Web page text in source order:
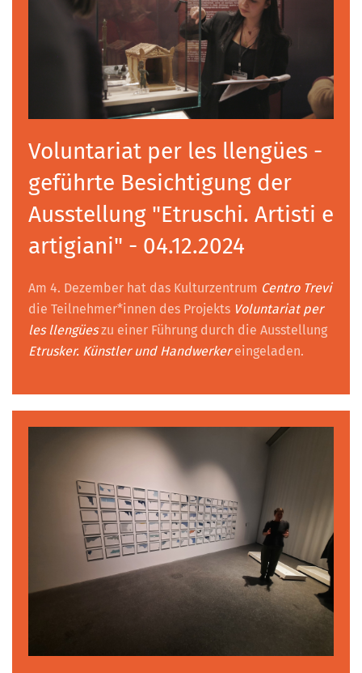
Voluntariat per les llengües -
geführte Besichtigung der
Ausstellung "Etruschi. Artisti e
artigiani" - 04.12.2024
Am 4. Dezember hat das Kulturzentrum Centro Trevi
die Teilnehmer*innen des Projekts Voluntariat per
les llengüeszu einer Führung durch die Ausstellung
Etrusker. Künstler und Handwerkereingeladen.